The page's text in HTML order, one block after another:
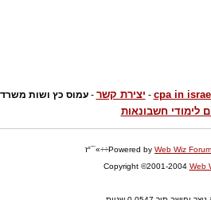
cpa in israel
- יצירת קשר -עמוס כץ ושות משרד
לימודי חשבונאות
Powered by Web Wiz
Copyright ©2001-2004 Web